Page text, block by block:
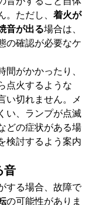
。ただし、 着火が
音が出る場合は、
の確認が必要なケ
間がかかったり、
点火するような
い切れません。メ
い、ランプが点滅
どの症状がある場
検討するよう案内
音
する場合、故障で
の可能性がありま